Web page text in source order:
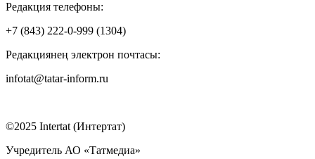
Редакция телефоны:
+7 (843) 222-0-999 (1304)
Редакциянең электрон почтасы:
infotat@tatar-inform.ru
©2025 Intertat (Интертат)
Учредитель АО «Татмедиа»